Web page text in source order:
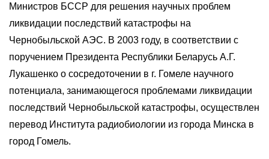
Министров БССР для решения научных проблем
ликвидации последствий катастрофы на
Чернобыльской АЭС. В 2003 году, в соответствии с
поручением Президента Республики Беларусь А.Г.
Лукашенко о сосредоточении в г. Гомеле научного
потенциала, занимающегося проблемами ликвидации
последствий Чернобыльской катастрофы, осуществлен
перевод Института радиобиологии из города Минска в
город Гомель.